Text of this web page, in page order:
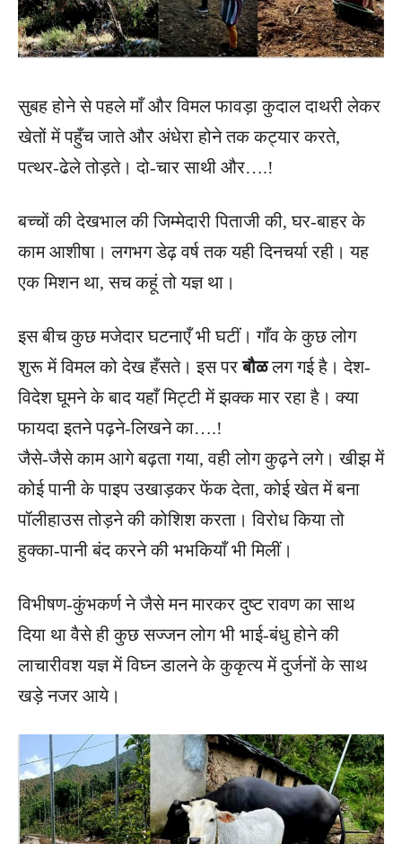
सुबह होने से पहले माँ और विमल फावड़ा कुदाल दाथरी लेकर
खेतों में पहुँच जाते और अंधेरा होने तक कट्यार करते,
पत्थर-ढेले तोड़ते। दो-चार साथी और….!
बच्चों की देखभाल की जिम्मेदारी पिताजी की, घर-बाहर के
काम आशीषा। लगभग डेढ़ वर्ष तक यही दिनचर्या रही। यह
एक मिशन था, सच कहूं तो यज्ञ था।
इस बीच कुछ मजेदार घटनाएँ भी घटीं। गाँव के कुछ लोग
शुरू में विमल को देख हँसते। इस परबौळलग गई है। देश-
विदेश घूमने के बाद यहाँ मिट्टी में झक्क मार रहा है। क्या
फायदा इतने पढ़ने-लिखने का….!
जैसे-जैसे काम आगे बढ़ता गया, वही लोग कुढ़ने लगे। खीझ में
कोई पानी के पाइप उखाड़कर फेंक देता, कोई खेत में बना
पॉलीहाउस तोड़ने की कोशिश करता। विरोध किया तो
हुक्का-पानी बंद करने की भभकियाँ भी मिलीं।
विभीषण-कुंभकर्ण ने जैसे मन मारकर दुष्ट रावण का साथ
दिया था वैसे ही कुछ सज्जन लोग भी भाई-बंधु होने की
लाचारीवश यज्ञ में विघ्न डालने के कुकृत्य में दुर्जनों के साथ
खड़े नजर आये।